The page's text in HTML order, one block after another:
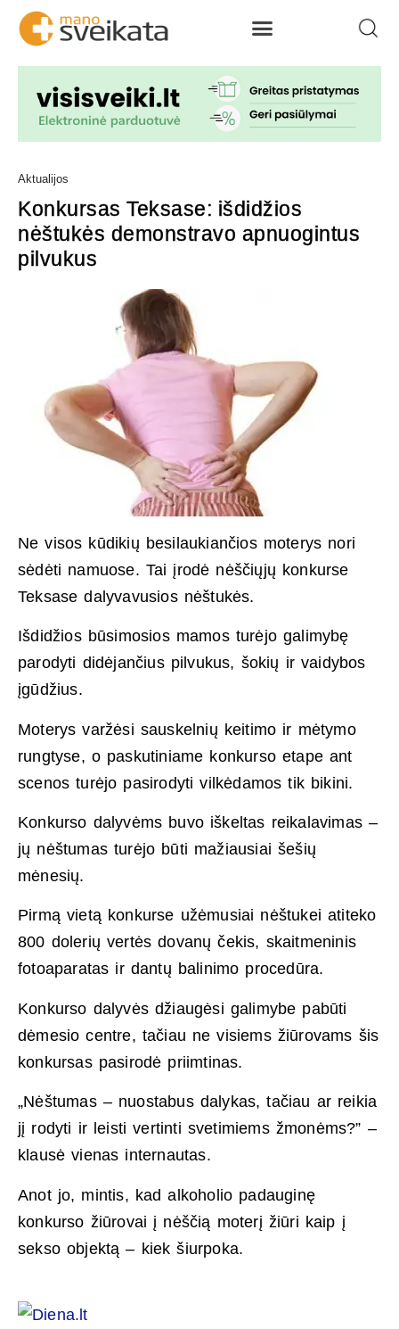
Aktualijos
Konkursas Teksase: išdidžios
nėštukės demonstravo apnuogintus
pilvukus
Ne visos kūdikių besilaukiančios moterys nori
sėdėti namuose. Tai įrodė nėščiųjų konkurse
Teksase dalyvavusios nėštukės.
Išdidžios būsimosios mamos turėjo galimybę
parodyti didėjančius pilvukus, šokių ir vaidybos
įgūdžius.
Moterys varžėsi sauskelnių keitimo ir mėtymo
rungtyse, o paskutiniame konkurso etape ant
scenos turėjo pasirodyti vilkėdamos tik bikini.
Konkurso dalyvėms buvo iškeltas reikalavimas –
jų nėštumas turėjo būti mažiausiai šešių
mėnesių.
Pirmą vietą konkurse užėmusiai nėštukei atiteko
800 dolerių vertės dovanų čekis, skaitmeninis
fotoaparatas ir dantų balinimo procedūra.
Konkurso dalyvės džiaugėsi galimybe pabūti
dėmesio centre, tačiau ne visiems žiūrovams šis
konkursas pasirodė priimtinas.
„Nėštumas – nuostabus dalykas, tačiau ar reikia
jį rodyti ir leisti vertinti svetimiems žmonėms?” –
klausė vienas internautas.
Anot jo, mintis, kad alkoholio padauginę
konkurso žiūrovai į nėščią moterį žiūri kaip į
sekso objektą – kiek šiurpoka.